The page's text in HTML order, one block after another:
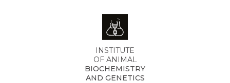
INSTITUTE
OF ANIMAL
BIOCHEMISTRY
AND GENETICS